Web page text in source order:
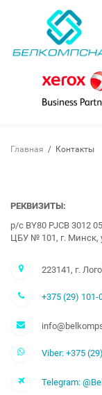
содержанию
Главная / Контакты
РЕКВИЗИТЫ:
р/с BY80 PJCB 3012
ЦБУ № 101, г. Минск,
223141, г.
+375 (29) 101-
Viber: +375
Telegram: